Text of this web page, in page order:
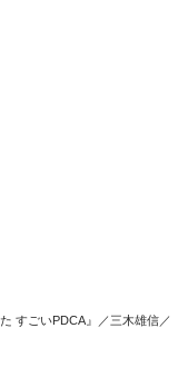
すごいPDCA』／三木雄信／